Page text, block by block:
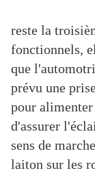
reste la
fonctionnels,
que
prévu une
pour
d'assurer
sens de
laiton sur les